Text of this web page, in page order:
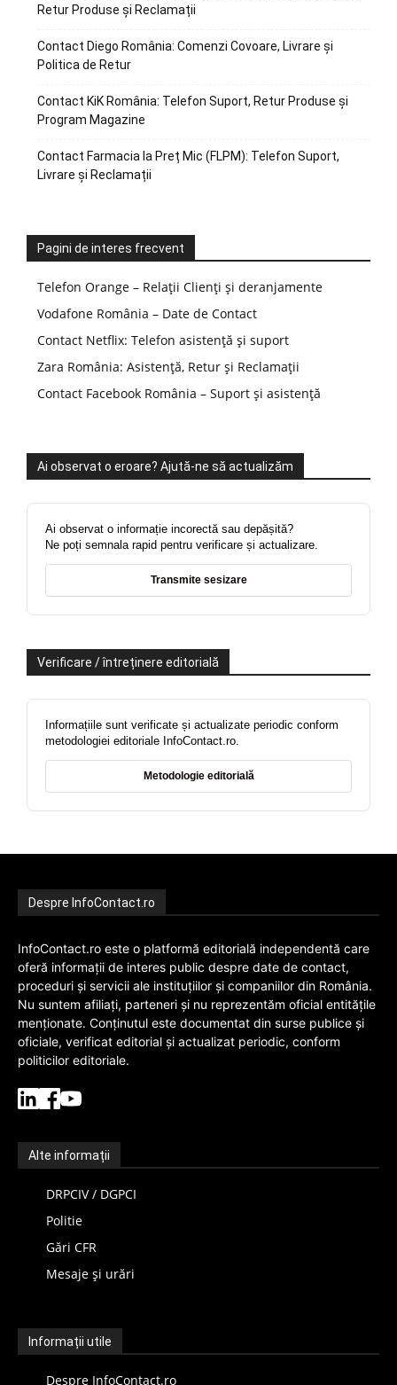
Retur Produse și Reclamații
Contact Diego România: Comenzi Covoare, Livrare și
Politica de Retur
Contact KiK România: Telefon Suport, Retur Produse și
Program Magazine
Contact Farmacia la Preț Mic (FLPM): Telefon Suport,
Livrare și Reclamații
Pagini de interes frecvent
Telefon Orange – Relații Clienți și deranjamente
Vodafone România – Date de Contact
Contact Netflix: Telefon asistență și suport
Zara România: Asistență, Retur și Reclamații
Contact Facebook România – Suport și asistență
Ai observat o eroare? Ajută-ne să actualizăm
Ai observat o informație incorectă sau depășită?
Ne poți semnala rapid pentru verificare și actualizare.
Transmite sesizare
Verificare / întreținere editorială
Informațiile sunt verificate și actualizate periodic conform
metodologiei editoriale InfoContact.ro.
Metodologie editorială
Despre InfoContact.ro
InfoContact.ro este o platformă editorială independentă care
oferă informații de interes public despre date de contact,
proceduri și servicii ale instituțiilor și companiilor din România.
Nu suntem afiliați, parteneri și nu reprezentăm oficial entitățile
menționate. Conținutul este documentat din surse publice și
oficiale, verificat editorial și actualizat periodic, conform
politicilor editoriale.
Alte informații
DRPCIV / DGPCI
Politie
Gări CFR
Mesaje și urări
Informații utile
Despre InfoContact.ro